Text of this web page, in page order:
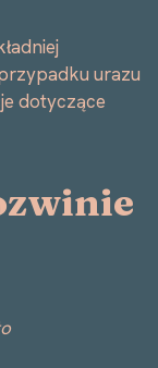
urazu
dotyczące